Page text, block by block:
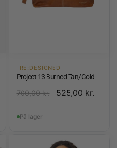
RE:DESIGNED
Project 13 Burned Tan/Gold
700,00kr. 525,00 kr.
På lager